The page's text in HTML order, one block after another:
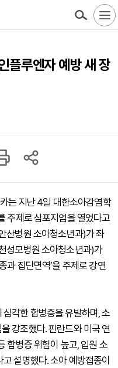
플루엔자 예방 새 장
는 지난 4일 대한소아감염학
주제로 심포지엄을 열었다고
산병원 소아청소년과)가 좌
성모병원 소아청소년과)가
과 집단면역’을 주제로 강연
각한 합병증을 유발하며, 소
강조했다. 핀란드와 미국 연
합병증 위험이 높고, 입원 소
설명했다. 소아 예방접종이